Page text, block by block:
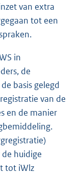
van extra
tot een
in
de
basis gelegd
van de
en de manier
huidige
tot iWlz